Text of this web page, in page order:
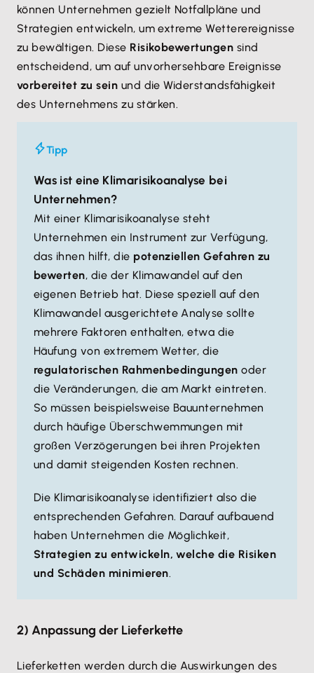
können Unternehmen gezielt Notfallpläne und
Strategien entwickeln, um extreme Wetterereignisse
zu bewältigen. Diese Risikobewertungen sind
entscheidend, um auf unvorhersehbare Ereignisse
vorbereitet zu sein und die Widerstandsfähigkeit
des Unternehmens zu stärken.
Tipp
Was ist eine Klimarisikoanalyse bei
Unternehmen?
Mit einer Klimarisikoanalyse steht
Unternehmen ein Instrument zur Verfügung,
das ihnen hilft, die potenziellen Gefahren zu
bewerten, die der Klimawandel auf den
eigenen Betrieb hat. Diese speziell auf den
Klimawandel ausgerichtete Analyse sollte
mehrere Faktoren enthalten, etwa die
Häufung von extremem Wetter, die
regulatorischen Rahmenbedingungen oder
die Veränderungen, die am Markt eintreten.
So müssen beispielsweise Bauunternehmen
durch häufige Überschwemmungen mit
großen Verzögerungen bei ihren Projekten
und damit steigenden Kosten rechnen.
Die Klimarisikoanalyse identifiziert also die
entsprechenden Gefahren. Darauf aufbauend
haben Unternehmen die Möglichkeit,
Strategien zu entwickeln, welche die Risiken
und Schäden minimieren.
2) Anpassung der Lieferkette
Lieferketten werden durch die Auswirkungen des